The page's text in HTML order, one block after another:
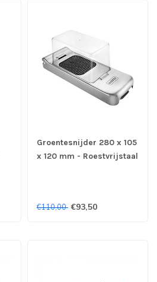
Groentesnijder 280 x 105
x 120 mm - Roestvrijstaal
€110,00 €93,50